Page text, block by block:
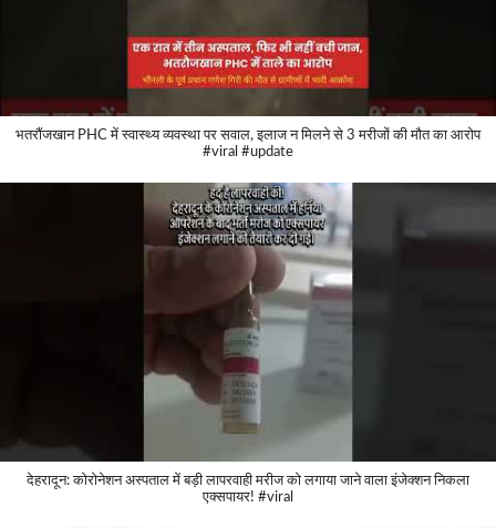
भतरौंजखान PHC में स्वास्थ्य व्यवस्था पर सवाल, इलाज न मिलने से 3 मरीजों की मौत का आरोप
#viral #update
देहरादून: कोरोनेशन अस्पताल में बड़ी लापरवाही मरीज को लगाया जाने वाला इंजेक्शन निकला
एक्सपायर! #viral